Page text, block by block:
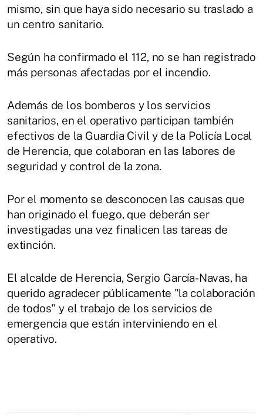
mismo, sin que haya sido necesario su traslado a
un centro sanitario.
Según ha confirmado el 112, no se han registrado
más personas afectadas por el incendio.
Además de los bomberos y los servicios
sanitarios, en el operativo participan también
efectivos de la Guardia Civil y de la Policía Local
de Herencia, que colaboran en las labores de
seguridad y control de la zona.
Por el momento se desconocen las causas que
han originado el fuego, que deberán ser
investigadas una vez finalicen las tareas de
extinción.
El alcalde de Herencia, Sergio García-Navas, ha
querido agradecer públicamente "la colaboración
de todos" y el trabajo de los servicios de
emergencia que están interviniendo en el
operativo.